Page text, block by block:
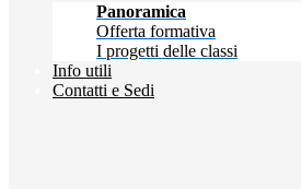
Panoramica
Offerta formativa
I progetti delle classi
Info utili
Contatti e Sedi